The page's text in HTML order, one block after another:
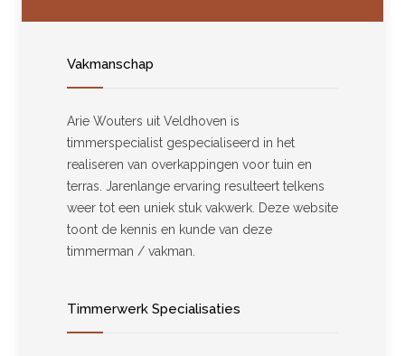
Vakmanschap
Arie Wouters uit Veldhoven is
timmerspecialist gespecialiseerd in het
realiseren van overkappingen voor tuin en
terras. Jarenlange ervaring resulteert telkens
weer tot een uniek stuk vakwerk. Deze website
toont de kennis en kunde van deze
timmerman / vakman.
Timmerwerk Specialisaties